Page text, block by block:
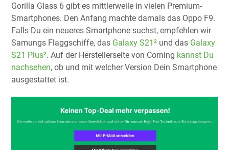
Gorilla Glass 6 gibt es mittlerweile in vielen Premium-
Smartphones. Den Anfang machte damals das Oppo F9.
Falls Du ein neueres Smartphone suchst, empfehlen wir
Samungs Flaggschiffe, das Galaxy S21² und das Galaxy
S21 Plus². Auf der Herstellerseite von Corning kannst Du
nachsehen, ob und mit welcher Version Dein Smartphone
ausgestattet ist.